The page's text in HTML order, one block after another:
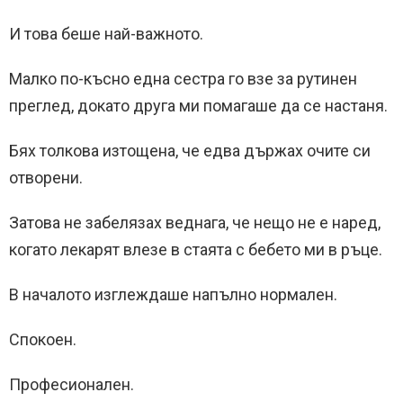
И това беше най-важното.
Малко по-късно една сестра го взе за рутинен
преглед, докато друга ми помагаше да се настаня.
Бях толкова изтощена, че едва държах очите си
отворени.
Затова не забелязах веднага, че нещо не е наред,
когато лекарят влезе в стаята с бебето ми в ръце.
В началото изглеждаше напълно нормален.
Спокоен.
Професионален.